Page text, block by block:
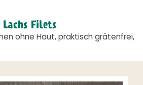
Lachs Filets
ohne Haut, praktisch grätenfrei,